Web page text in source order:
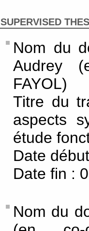
SUPERVISED
Nom du
Audrey
FAYOL)
Titre du
aspects
étude
Date
Date fin :
Nom du